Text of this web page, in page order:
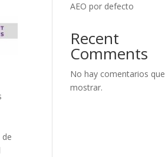
AEO por defecto
Recent
Comments
No hay comentarios que
mostrar.